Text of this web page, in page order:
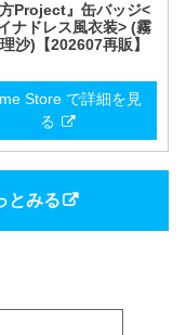
方Project』缶バッジ<
ナドレス風衣装> (霧
沙)【202607再販】
Store で詳細を見
る
とみる